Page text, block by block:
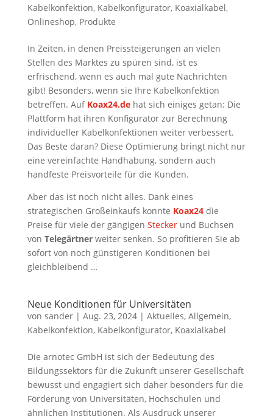
Kabelkonfektion, Kabelkonfigurator, Koaxialkabel,
Onlineshop, Produkte
In Zeiten, in denen Preissteigerungen an vielen
Stellen des Marktes zu spüren sind, ist es
erfrischend, wenn es auch mal gute Nachrichten
gibt! Besonders, wenn sie Ihre Kabelkonfektion
betreffen. Auf Koax24.dehat sich einiges getan: Die
Plattform hat ihren Konfigurator zur Berechnung
individueller Kabelkonfektionen weiter verbessert.
Das Beste daran? Diese Optimierung bringt nicht nur
eine vereinfachte Handhabung, sondern auch
handfeste Preisvorteile für die Kunden.
Aber das ist noch nicht alles. Dank eines
strategischen Großeinkaufs konnte Koax24die
Preise für viele der gängigen Steckerund Buchsen
von Telegärtnerweiter senken. So profitieren Sie ab
sofort von noch günstigeren Konditionen bei
gleichbleibend …
Neue Konditionen für Universitäten
von sander| Aug. 23, 2024| Aktuelles, Allgemein,
Kabelkonfektion, Kabelkonfigurator, Koaxialkabel
Die arnotec GmbH ist sich der Bedeutung des
Bildungssektors für die Zukunft unserer Gesellschaft
bewusst und engagiert sich daher besonders für die
Förderung von Universitäten, Hochschulen und
ähnlichen Institutionen. Als Ausdruck unserer